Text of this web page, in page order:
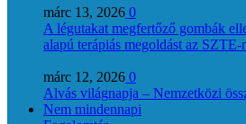
márc 13, 2026 0
A légutakat megfertőző gombák
alapú terápiás megoldást az SZTE-
márc 12, 2026 0
Alvás világnapja – Nemzetközi
Nem mindennapi